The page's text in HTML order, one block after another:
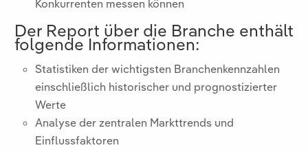
Konkurrenten messen können
Der Report über die Branche enthält
folgende Informationen:
Statistiken der wichtigsten Branchenkennzahlen
einschließlich historischer und prognostizierter
Werte
Analyse der zentralen Markttrends und
Einflussfaktoren